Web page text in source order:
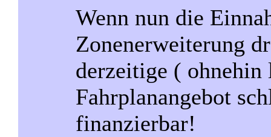
Wenn nun die
Zonenerweiterung
derzeitige ( ohnehin
Fahrplanangebot
finanzierbar!